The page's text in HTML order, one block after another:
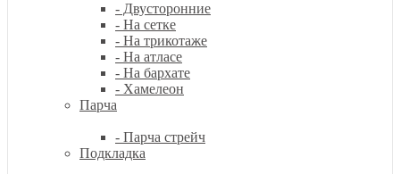
- Двусторонние
- На сетке
- На трикотаже
- На атласе
- На бархате
- Хамелеон
Парча
- Парча стрейч
Подкладка